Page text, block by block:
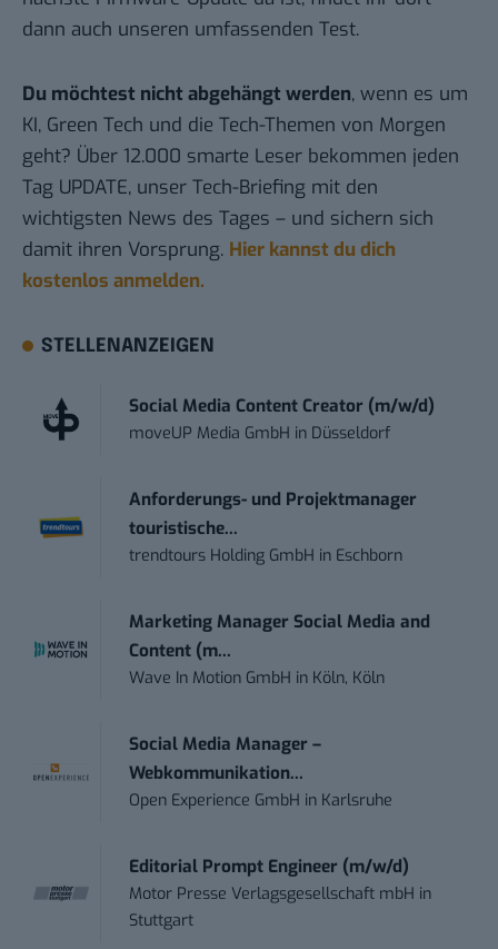
dann auch unseren umfassenden Test.
Du möchtest nicht abgehängt werden, wenn es um
KI, Green Tech und die Tech-Themen von Morgen
geht? Über 12.000 smarte Leser bekommen jeden
Tag UPDATE, unser Tech-Briefing mit den
wichtigsten News des Tages – und sichern sich
damit ihren Vorsprung. Hier kannst du dich
kostenlos anmelden.
STELLENANZEIGEN
Social Media Content Creator (m/w/d)
moveUP Media GmbH in Düsseldorf
Anforderungs- und Projektmanager
touristische...
trendtours Holding GmbH in Eschborn
Marketing Manager Social Media and
Content (m...
Wave In Motion GmbH in Köln, Köln
Social Media Manager –
Webkommunikation...
Open Experience GmbH in Karlsruhe
Editorial Prompt Engineer (m/w/d)
Motor Presse Verlagsgesellschaft mbH in
Stuttgart